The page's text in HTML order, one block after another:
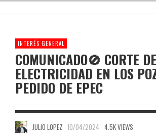
INTERÉS GENERAL
COMUNICADO🚫 CORTE DE
ELECTRICIDAD EN LOS
PEDIDO DE EPEC
JULIO LOPEZ 10/04/2024 4.5K VIEWS